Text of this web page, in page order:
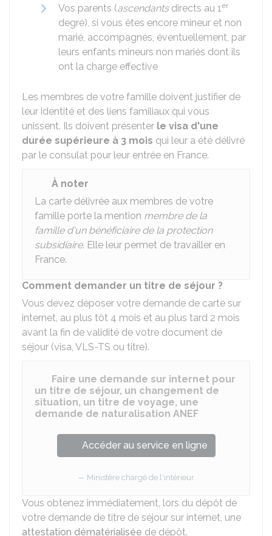
Vos parents (ascendantsdirects au 1er
degré), si vous êtes encore mineur et non
marié, accompagnés, éventuellement, par
leurs enfants mineurs non mariés dont ils
ont la charge effective
Les membres de votre famille doivent justifier de
leur identité et des liens familiaux qui vous
unissent. Ils doivent présenter le visa d'une
durée supérieure à 3 mois qui leur a été délivré
par le consulat pour leur entrée en France.
À noter
La carte délivrée aux membres de votre
famille porte la mention membre de la
famille d'un bénéficiaire de la protection
subsidiaire. Elle leur permet de travailler en
France.
Comment demander un titre de séjour ?
Vous devez déposer votre demande de carte sur
internet, au plus tôt 4 mois et au plus tard 2 mois
avant la fin de validité de votre document de
séjour (visa, VLS-TS ou titre).
Faire une demande sur internet pour
un titre de séjour, un changement de
situation, un titre de voyage, une
demande de naturalisation ANEF
Accéder au service en ligne
Ministère chargé de l'intérieur
Vous obtenez immédiatement, lors du dépôt de
votre demande de titre de séjour sur internet, une
attestation dématérialisée de dépôt.